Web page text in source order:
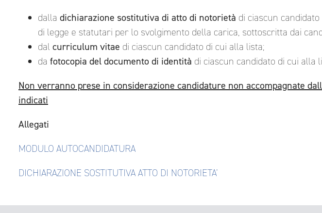
dalla dichiarazione sostitutiva di atto di notorietà di ciascun
di legge e statutari per lo svolgimento della carica, sottoscritta dai
dalcurriculum vitae di ciascun candidato di cui alla lista;
da fotocopia del documento di identità di ciascun candidato di cui alla
Non verranno prese in considerazione candidature non accompagnate
indicati
Allegati
MODULO AUTOCANDIDATURA
DICHIARAZIONE SOSTITUTIVA ATTO DI NOTORIETA’